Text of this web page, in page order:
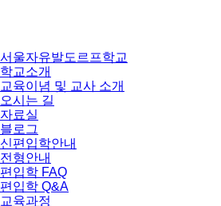
서울자유발도르프학교
학교소개
교육이념 및 교사 소개
오시는 길
자료실
블로그
신편입학안내
전형안내
편입학 FAQ
편입학 Q&A
교육과정